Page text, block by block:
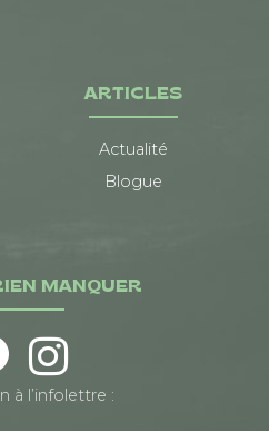
ARTICLES
Actualité
Blogue
MANQUER
à l’infolettre :